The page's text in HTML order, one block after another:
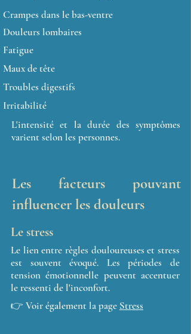
Crampes dans le bas-ventre
Douleurs lombaires
Fatigue
Maux de tête
Troubles digestifs
Irritabilité
L'intensité et la durée des symptômes
varient selon les personnes.
Les facteurs pouvant
influencer les douleurs
Le stress
Le lien entre règles douloureuses et stress
est souvent évoqué. Les périodes de
tension émotionnelle peuvent accentuer
le ressenti de l'inconfort.
👉 Voir également la page Stress